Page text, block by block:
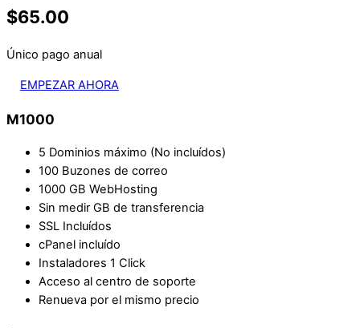
$65.00
Único pago anual
EMPEZAR AHORA
M1000
5 Dominios máximo (No incluídos)
100 Buzones de correo
1000 GB WebHosting
Sin medir GB de transferencia
SSL Incluídos
cPanel incluído
Instaladores 1 Click
Acceso al centro de soporte
Renueva por el mismo precio